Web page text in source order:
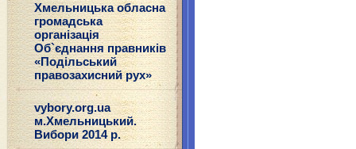
Хмельницька обласна
громадська
організація
Об`єднання правників
«Подільський
правозахисний рух»
vybory.org.ua
м.Хмельницький.
Вибори 2014 р.